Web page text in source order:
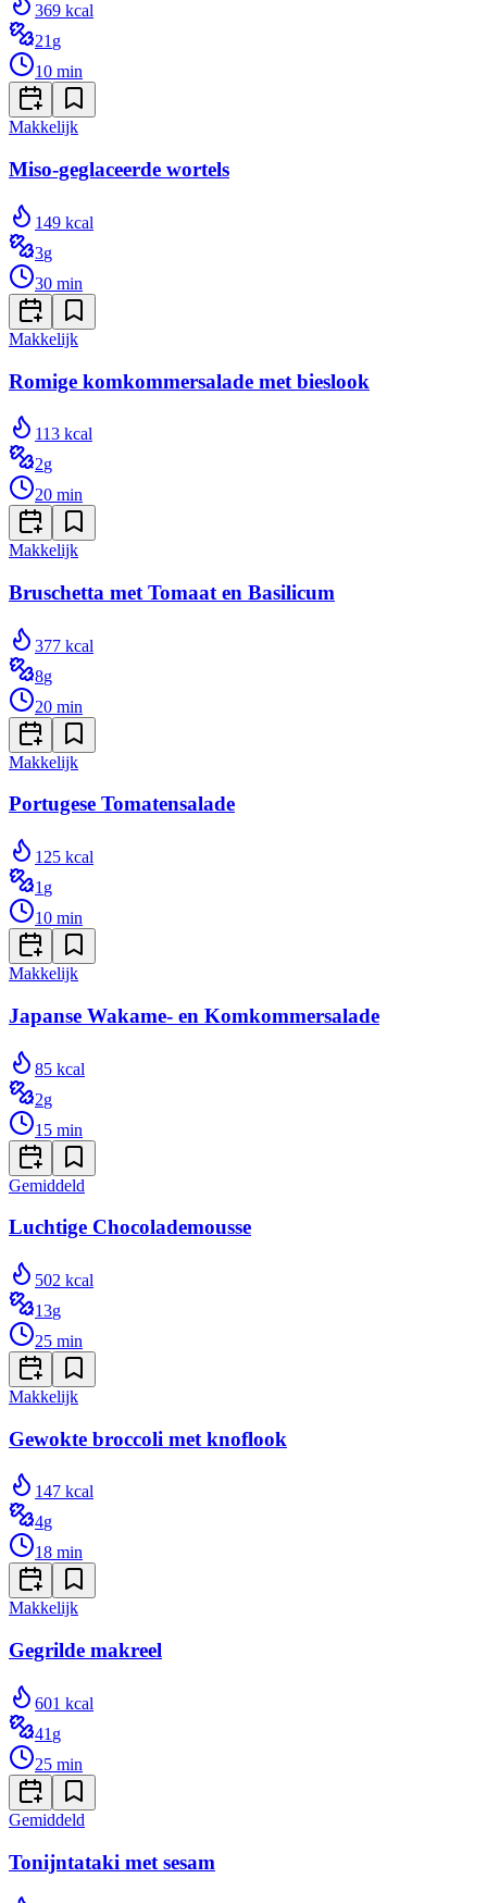
369 kcal
21 g
10 min
Makkelijk
Miso-geglaceerde wortels
149 kcal
3g
30 min
Makkelijk
Romige komkommersalade met bieslook
113 kcal
2g
20 min
Makkelijk
Bruschetta met Tomaat en Basilicum
377 kcal
8g
20 min
Makkelijk
Portugese Tomatensalade
125 kcal
1 g
10 min
Makkelijk
Japanse Wakame- en Komkommersalade
85 kcal
2g
15 min
Gemiddeld
Luchtige Chocolademousse
502 kcal
13g
25 min
Makkelijk
Gewokte broccoli met knoflook
147 kcal
4g
18 min
Makkelijk
Gegrilde makreel
601 kcal
41 g
25 min
Gemiddeld
Tonijntataki met sesam